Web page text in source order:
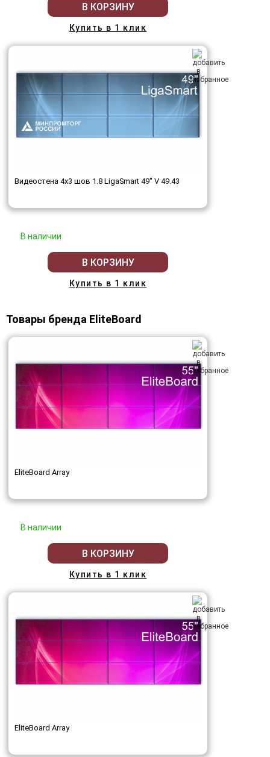
В КОРЗИНУ
Купить в 1 клик
Видеостена 4x3 шов 1.8 LigaSmart 49" V 49.43
В наличии
В КОРЗИНУ
Купить в 1 клик
Товары бренда EliteBoard
EliteBoard Array
В наличии
В КОРЗИНУ
Купить в 1 клик
EliteBoard Array